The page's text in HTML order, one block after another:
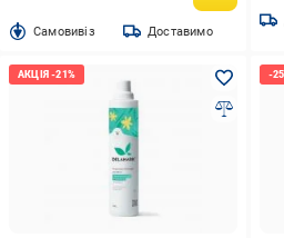
Cамовивіз Доставимо